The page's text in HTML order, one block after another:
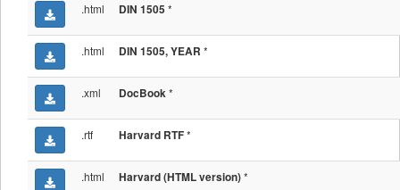
.html DIN 1505 *
.html DIN 1505, YEAR *
.xml DocBook*
.rtf Harvard RTF*
.html Harvard (HTML version)*